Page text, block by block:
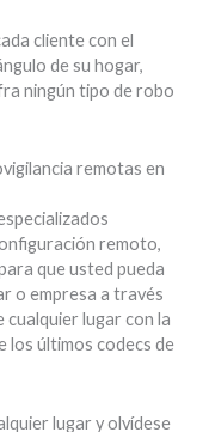
cliente con el
de su hogar,
ningún tipo de robo
remotas en
remoto,
que usted pueda
o empresa a través
cualquier lugar con la
los últimos codecs de
lugar y olvídese